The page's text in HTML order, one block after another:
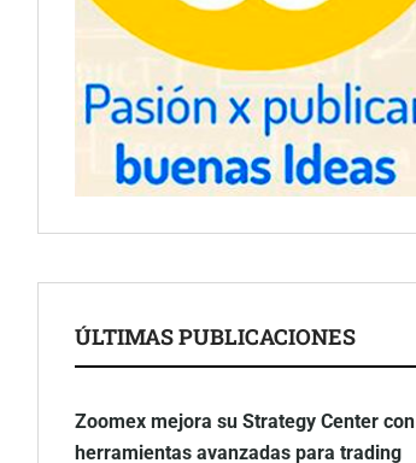
ÚLTIMAS PUBLICACIONES
Zoomex mejora su Strategy Center con
herramientas avanzadas para trading